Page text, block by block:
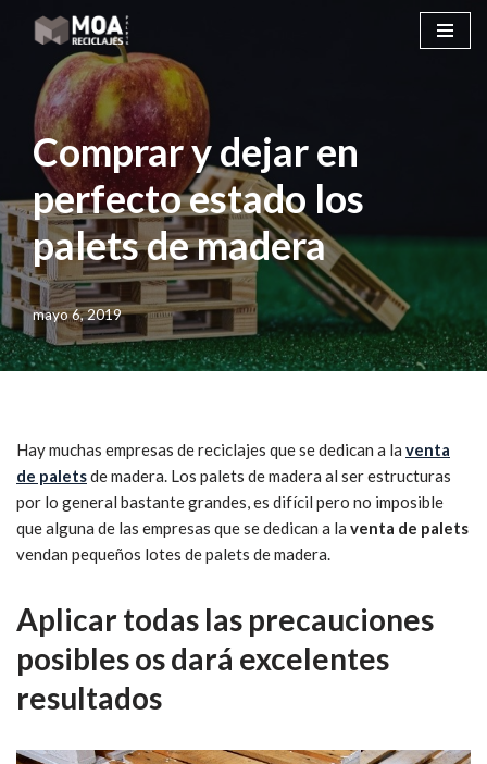
Saltar
contenido
Comprar y dejar en
perfecto estado los
palets de madera
mayo 6, 2019
Hay muchas empresas de reciclajes que se dedican a la venta
de paletsde madera. Los palets de madera al ser estructuras
por lo general bastante grandes, es difícil pero no imposible
que alguna de las empresas que se dedican a la venta de palets
vendan pequeños lotes de palets de madera.
Aplicar todas las precauciones
posibles os dará excelentes
resultados